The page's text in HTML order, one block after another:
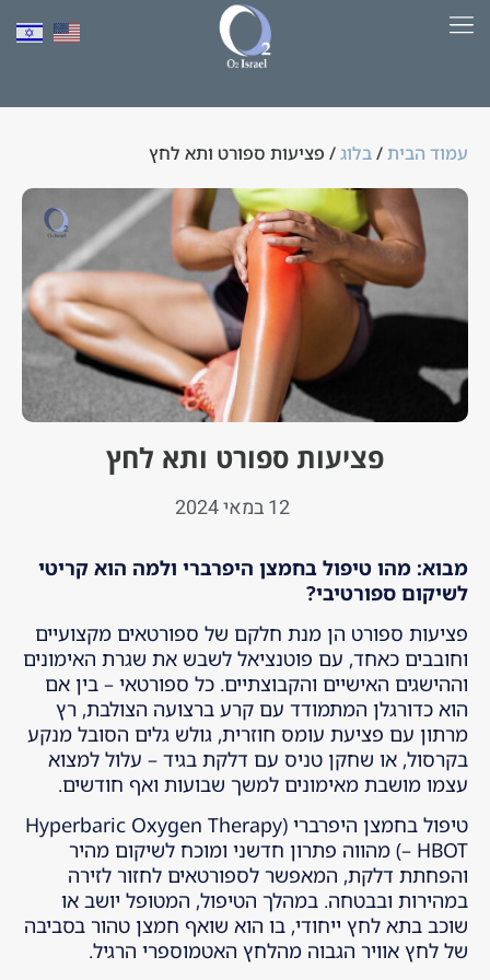
עמוד הבית/בלוג/ פציעות ספורט ותא לחץ
פציעות ספורט ותא לחץ
12 במאי 2024
מבוא: מהו טיפול בחמצן היפרברי ולמה הוא קריטי
לשיקום ספורטיבי?
פציעות ספורט הן מנת חלקם של ספורטאים מקצועיים
וחובבים כאחד, עם פוטנציאל לשבש את שגרת האימונים
וההישגים האישיים והקבוצתיים. כל ספורטאי – בין אם
הוא כדורגלן המתמודד עם קרע ברצועה הצולבת, רץ
מרתון עם פציעת עומס חוזרית, גולש גלים הסובל מנקע
בקרסול, או שחקן טניס עם דלקת בגיד – עלול למצוא
עצמו מושבת מאימונים למשך שבועות ואף חודשים.
טיפול בחמצן היפרברי (Hyperbaric Oxygen Therapy
– HBOT) מהווה פתרון חדשני ומוכח לשיקום מהיר
והפחתת דלקת, המאפשר לספורטאים לחזור לזירה
במהירות ובבטחה. במהלך הטיפול, המטופל יושב או
שוכב בתא לחץ ייחודי, בו הוא שואף חמצן טהור בסביבה
של לחץ אוויר הגבוה מהלחץ האטמוספרי הרגיל.